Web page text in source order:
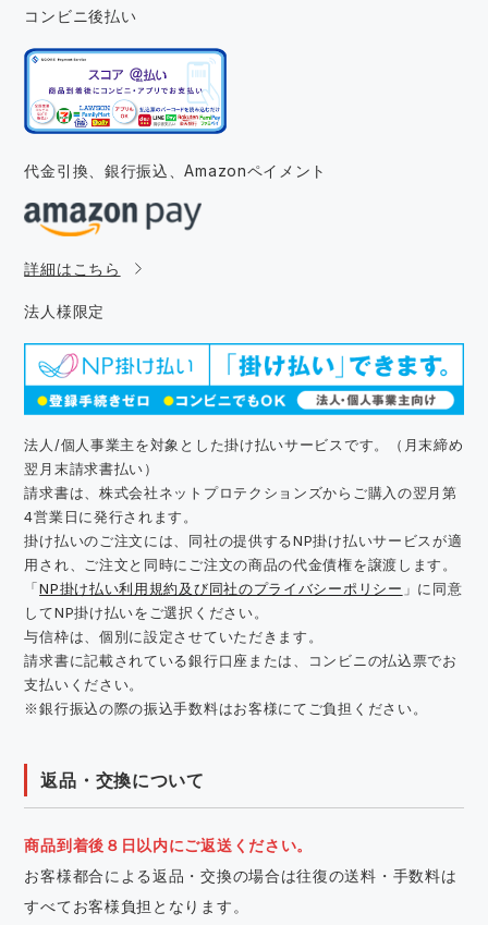
コンビニ後払い
代金引換、銀行振込、Amazonペイメント
詳細はこちら
法人様限定
法人/個人事業主を対象とした掛け払いサービスです。（月末締め
翌月末請求書払い）
請求書は、株式会社ネットプロテクションズからご購入の翌月第
4営業日に発行されます。
掛け払いのご注文には、同社の提供するNP掛け払いサービスが適
用され、ご注文と同時にご注文の商品の代金債権を譲渡します。
「NP掛け払い利用規約及び同社のプライバシーポリシー 」に同意
してNP掛け払いをご選択ください。
与信枠は、個別に設定させていただきます。
請求書に記載されている銀行口座または、コンビニの払込票でお
支払いください。
※銀行振込の際の振込手数料はお客様にてご負担ください。
返品・交換について
商品到着後８日以内にご返送ください。
お客様都合による返品・交換の場合は往復の送料・手数料は
すべてお客様負担となります。